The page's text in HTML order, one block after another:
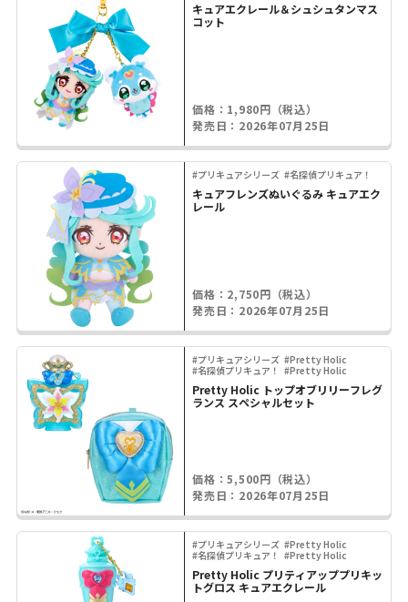
キュアエクレール＆シュシュタンマス
コット
価格：1,980円（税込）
発売日：2026年07月25日
#プリキュアシリーズ #名探偵プリキュア！
キュアフレンズぬいぐるみ キュアエク
レール
価格：2,750円（税込）
発売日：2026年07月25日
#プリキュアシリーズ #Pretty Holic
#名探偵プリキュア！
#Pretty Holic
Pretty Holic トップオブリリーフレグ
ランス スペシャルセット
価格：5,500円（税込）
発売日：2026年07月25日
#プリキュアシリーズ #Pretty Holic
#名探偵プリキュア！
#Pretty Holic
Pretty Holic プリティアッププリキッ
トグロス キュアエクレール